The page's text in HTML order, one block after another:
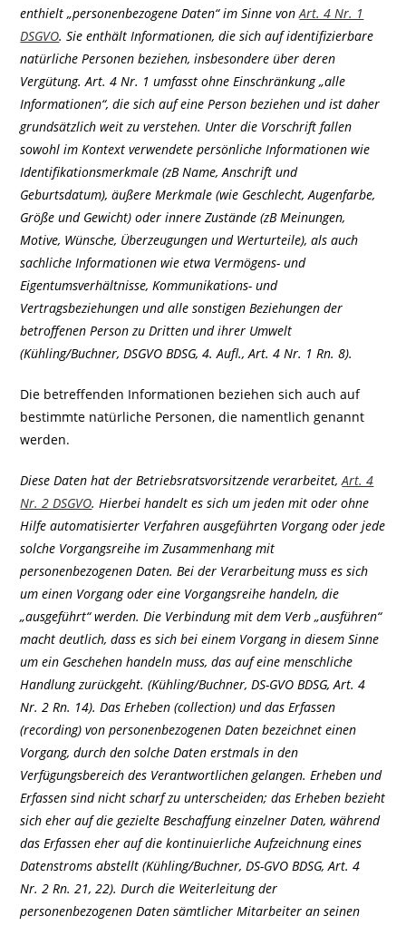
enthielt „personenbezogene Daten“ im Sinne vonArt. 4 Nr. 1
DSGVO. Sie enthält Informationen, die sich auf identifizierbare
natürliche Personen beziehen, insbesondere über deren
Vergütung. Art. 4 Nr. 1 umfasst ohne Einschränkung „alle
Informationen“, die sich auf eine Person beziehen und ist daher
grundsätzlich weit zu verstehen. Unter die Vorschrift fallen
sowohl im Kontext verwendete persönliche Informationen wie
Identifikationsmerkmale (zB Name, Anschrift und
Geburtsdatum), äußere Merkmale (wie Geschlecht, Augenfarbe,
Größe und Gewicht) oder innere Zustände (zB Meinungen,
Motive, Wünsche, Überzeugungen und Werturteile), als auch
sachliche Informationen wie etwa Vermögens- und
Eigentumsverhältnisse, Kommunikations- und
Vertragsbeziehungen und alle sonstigen Beziehungen der
betroffenen Person zu Dritten und ihrer Umwelt
(Kühling/Buchner, DSGVO BDSG, 4. Aufl., Art. 4 Nr. 1 Rn. 8).
Die betreffenden Informationen beziehen sich auch auf
bestimmte natürliche Personen, die namentlich genannt
werden.
Diese Daten hat der Betriebsratsvorsitzende verarbeitet,Art. 4
Nr. 2 DSGVO. Hierbei handelt es sich um jeden mit oder ohne
Hilfe automatisierter Verfahren ausgeführten Vorgang oder jede
solche Vorgangsreihe im Zusammenhang mit
personenbezogenen Daten. Bei der Verarbeitung muss es sich
um einen Vorgang oder eine Vorgangsreihe handeln, die
„ausgeführt“ werden. Die Verbindung mit dem Verb „ausführen“
macht deutlich, dass es sich bei einem Vorgang in diesem Sinne
um ein Geschehen handeln muss, das auf eine menschliche
Handlung zurückgeht. (Kühling/Buchner, DS-GVO BDSG, Art. 4
Nr. 2 Rn. 14). Das Erheben (collection) und das Erfassen
(recording) von personenbezogenen Daten bezeichnet einen
Vorgang, durch den solche Daten erstmals in den
Verfügungsbereich des Verantwortlichen gelangen. Erheben und
Erfassen sind nicht scharf zu unterscheiden; das Erheben bezieht
sich eher auf die gezielte Beschaffung einzelner Daten, während
das Erfassen eher auf die kontinuierliche Aufzeichnung eines
Datenstroms abstellt (Kühling/Buchner, DS-GVO BDSG, Art. 4
Nr. 2 Rn. 21, 22). Durch die Weiterleitung der
personenbezogenen Daten sämtlicher Mitarbeiter an seinen